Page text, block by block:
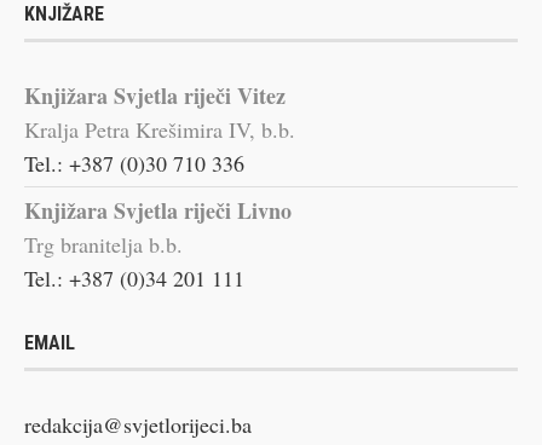
KNJIŽARE
Knjižara Svjetla riječi Vitez
Kralja Petra Krešimira IV, b.b.
Tel.: +387 (0)30 710 336
Knjižara Svjetla riječi Livno
Trg branitelja b.b.
Tel.: +387 (0)34 201 111
EMAIL
redakcija@svjetlorijeci.ba